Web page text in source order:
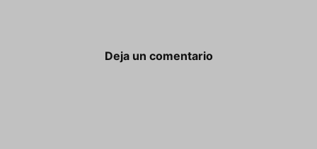
Deja un comentario